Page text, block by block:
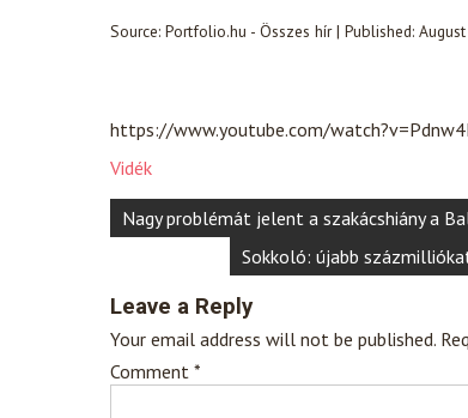
Source: Portfolio.hu - Összes hír| Published:
https://www.youtube.com/
Vidék
Post
navigation
Nagy problémát jelent a szakácshiány a
Sokkoló: újabb
Leave a Reply
Your email address will not be published.
Comment *